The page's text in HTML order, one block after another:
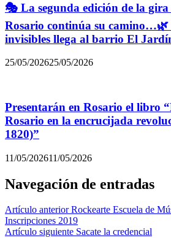
🎭 La segunda edición de la
Rosario continúa su camino…🌿
invisibles llega al barrio El
25/05/202625/05/2026
Presentarán en Rosario el libro
Rosario en la encrucijada
1820)”
11/05/202611/05/2026
Navegación de entradas
Artículo anterior Rockearte Escuela de
Inscripciones 2019
Artículo siguiente Sacate la credencial